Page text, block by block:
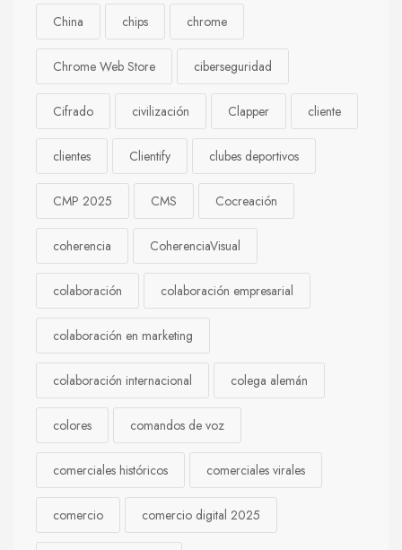
China chips chrome
Chrome Web Store ciberseguridad
Cifrado civilización Clapper cliente
clientes Clientify clubes deportivos
CMP 2025 CMS Cocreación
coherencia CoherenciaVisual
colaboración colaboración empresarial
colaboración en marketing
colaboración internacional colega alemán
colores comandos de voz
comerciales históricos comerciales virales
comercio comercio digital 2025